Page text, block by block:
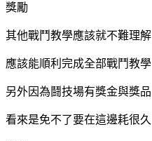
獎勵
其他戰鬥教學應該就不難理解
應該能順利完成全部戰鬥教學
另外因為鬪技場有獎金與獎品
看來是免不了要在這邊耗很久